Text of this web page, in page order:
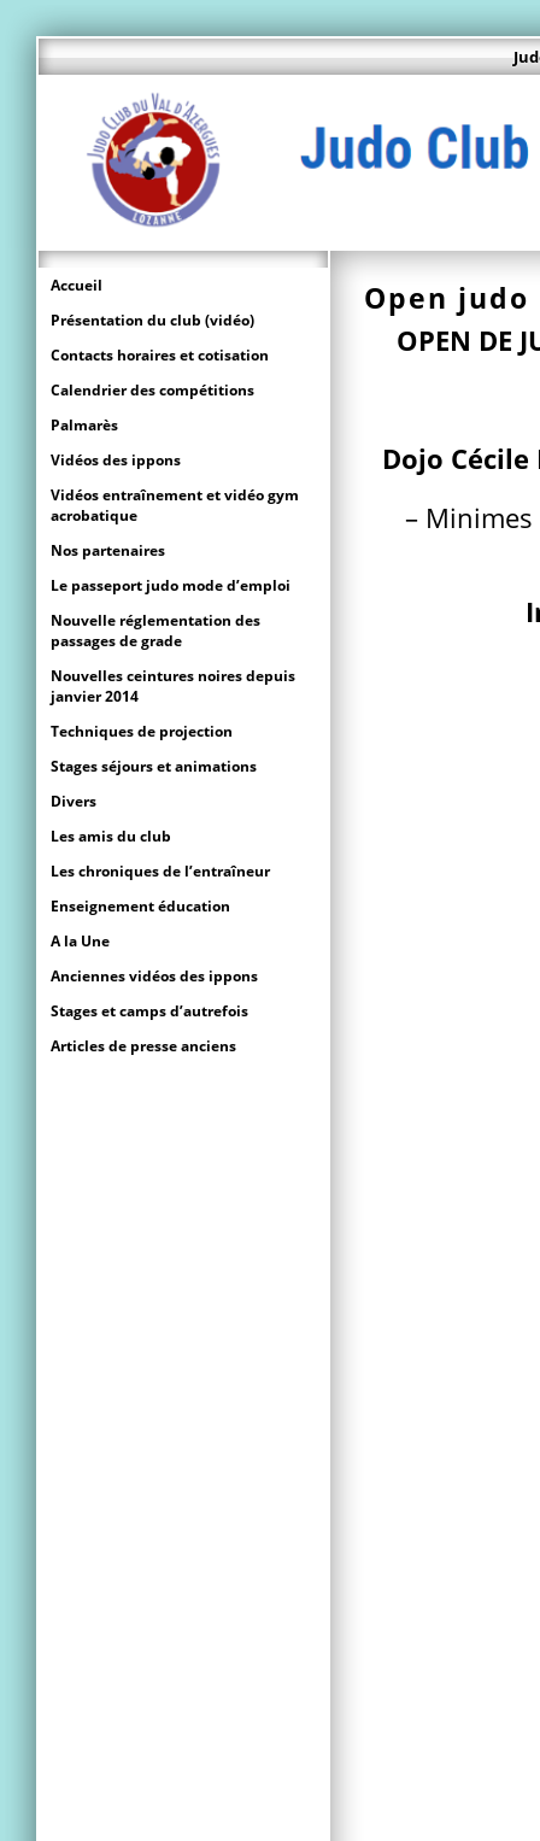
Open
OPEN DE
Dojo
–
Accueil
Présentation du club (vidéo)
Contacts horaires et cotisation
Calendrier des compétitions
Palmarès
Vidéos des ippons
Vidéos entraînement et vidéo gym
acrobatique
Nos partenaires
Le passeport judo mode d’emploi
Nouvelle réglementation des
passages de grade
Nouvelles ceintures noires depuis
janvier 2014
Techniques de projection
Stages séjours et animations
Divers
Les amis du club
Les chroniques de l’entraîneur
Enseignement éducation
A la Une
Anciennes vidéos des ippons
Stages et camps d’autrefois
Articles de presse anciens